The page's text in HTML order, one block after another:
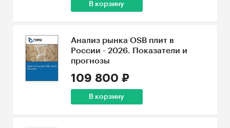
В корзину
Анализ рынка OSB плит в
России - 2026. Показатели и
прогнозы
109 800 ₽
В корзину